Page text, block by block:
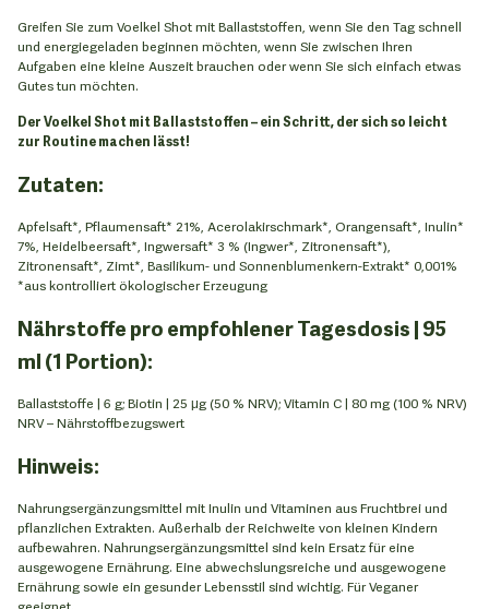
Greifen Sie zum Voelkel Shot mit Ballaststoffen, wenn Sie den Tag schnell
und energiegeladen beginnen möchten, wenn Sie zwischen Ihren
Aufgaben eine kleine Auszeit brauchen oder wenn Sie sich einfach etwas
Gutes tun möchten.
Der Voelkel Shot mit Ballaststoffen – ein Schritt, der sich so leicht
zur Routine machen lässt!
Zutaten:
Apfelsaft*, Pflaumensaft* 21%, Acerolakirschmark*, Orangensaft*, Inulin*
7%, Heidelbeersaft*, Ingwersaft* 3 % (Ingwer*, Zitronensaft*),
Zitronensaft*, Zimt*, Basilikum- und Sonnenblumenkern-Extrakt* 0,001%
*aus kontrolliert ökologischer Erzeugung
Nährstoffe pro empfohlener Tagesdosis | 95
ml (1 Portion):
Ballaststoffe | 6 g; Biotin | 25 μg (50 % NRV); Vitamin C | 80 mg (100 % NRV)
NRV – Nährstoffbezugswert
Hinweis:
Nahrungsergänzungsmittel mit Inulin und Vitaminen aus Fruchtbrei und
pflanzlichen Extrakten. Außerhalb der Reichweite von kleinen Kindern
aufbewahren. Nahrungsergänzungsmittel sind kein Ersatz für eine
ausgewogene Ernährung. Eine abwechslungsreiche und ausgewogene
Ernährung sowie ein gesunder Lebensstil sind wichtig. Für Veganer
geeignet.